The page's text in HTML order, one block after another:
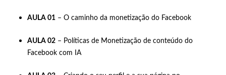
AULA 01 – O caminho da monetização do Facebook
AULA 02 – Políticas de Monetização de conteúdo do
Facebook com IA